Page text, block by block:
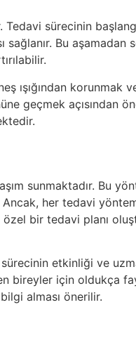
sürecinin
Bu aşamadan
ışığından korunmak
geçmek açısından
sunmaktadır. Bu
Ancak, her tedavi
bir tedavi planı
etkinliği ve
bireyler için oldukça
alması önerilir.